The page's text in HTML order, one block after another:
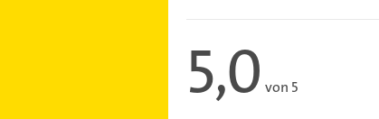
5,0 von 5